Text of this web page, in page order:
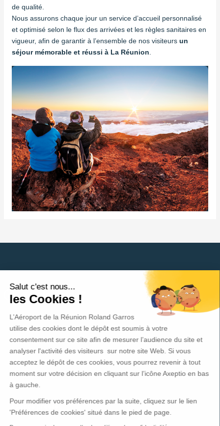
Salut c'est nous...
les Cookies !
L’Aéroport de la Réunion Roland Garros
utilise des cookies dont le dépôt est soumis à votre
consentement sur ce site afin de mesurer l’audience du site et
analyser l'activité des visiteurs sur notre site Web. Si vous
acceptez le dépôt de ces cookies, vous pourrez revenir à tout
moment sur votre décision en cliquant sur l’icône Axeptio en bas
à gauche.
Pour modifier vos préférences par la suite, cliquez sur le lien
'Préférences de cookies' situé dans le pied de page.
de qualité.
Nous assurons chaque jour un service d’accueil personnalisé
et optimisé selon le flux des arrivées et les règles sanitaires en
vigueur, afin de garantir à l’ensemble de nos visiteurs un
séjour mémorable et réussi à La Réunion
Besoin d'aide ?
Politique de protection des données
Mentions légales
CGV - CGU
Contact